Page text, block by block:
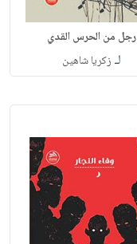
رجل من الحرس القدي
لـ زكريا شاهين